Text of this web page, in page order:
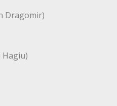
Dragomir)
Hagiu)